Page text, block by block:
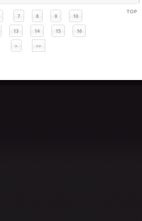
7 8 9 10
13 14 15 16
> >>
TOP